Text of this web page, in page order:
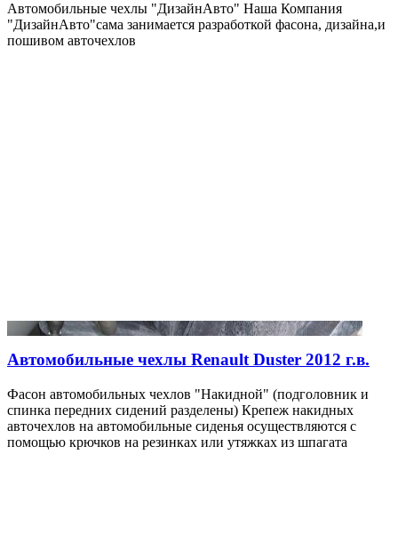
Автомобильные чехлы "ДизайнАвто" Наша Компания
"ДизайнАвто"сама занимается разработкой фасона, дизайна,и
пошивом авточехлов
Автомобильные чехлы Renault Duster 2012 г.в.
Фасон автомобильных чехлов "Накидной" (подголовник и
спинка передних сидений разделены) Крепеж накидных
авточехлов на автомобильные сиденья осуществляются с
помощью крючков на резинках или утяжках из шпагата